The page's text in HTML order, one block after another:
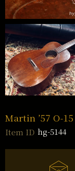
Martin ’57 O-15
Item ID hg-5144